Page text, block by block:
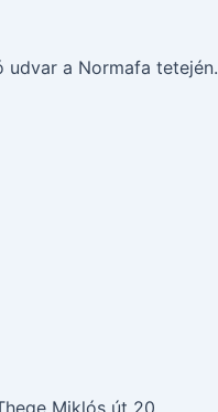
udvar a Normafa tetején.
Miklós út 20.